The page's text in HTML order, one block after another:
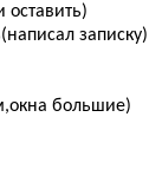
записку)
большие)